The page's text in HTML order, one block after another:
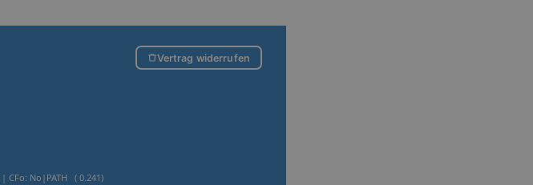
Vertrag widerrufen
| CFo: No|PATH ( 0.241)